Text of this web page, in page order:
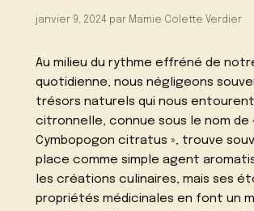
janvier 9, 2024 par Mamie Colette Verdier
Au milieu du rythme effréné de
quotidienne, nous négligeons
trésors naturels qui nous
citronnelle, connue sous le nom de
Cymbopogon citratus », trouve
place comme simple agent
les créations culinaires, mais ses
propriétés médicinales en font un